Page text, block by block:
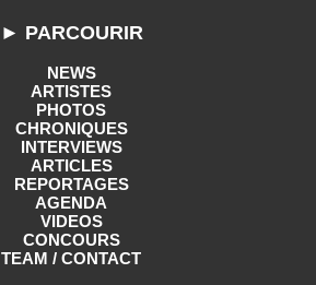
► PARCOURIR
NEWS
ARTISTES
PHOTOS
CHRONIQUES
INTERVIEWS
ARTICLES
REPORTAGES
AGENDA
VIDEOS
CONCOURS
TEAM / CONTACT